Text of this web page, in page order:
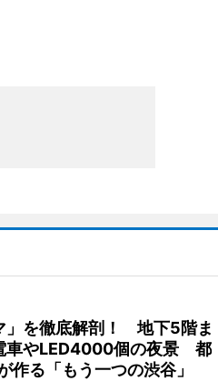
」を徹底解剖！ 地下5階ま
車やLED4000個の夜景 都
る「もう一つの渋谷」